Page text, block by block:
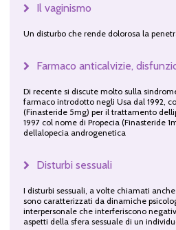
Il vaginismo
Un disturbo che rende dolorosa la
Farmaco anticalvizie,
Di recente si discute molto sulla
farmaco introdotto negli Usa dal 1992,
(Finasteride 5mg) per il trattamento
1997 col nome di Propecia (Finasteride
dellalopecia androgenetica
Disturbi sessuali
I disturbi sessuali, a volte chiamati
sono caratterizzati da dinamiche
interpersonale che interferiscono
aspetti della sfera sessuale di un